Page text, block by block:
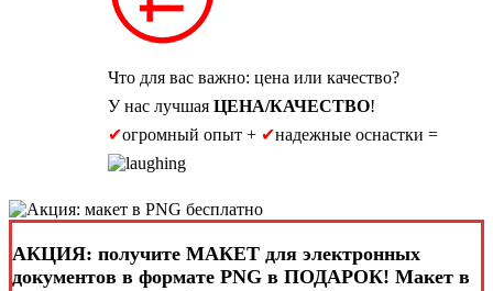
Что для вас важно: цена или качество?
У нас лучшая ЦЕНА/КАЧЕСТВО!
✔огромный опыт + ✔надежные оснастки =
АКЦИЯ: получите МАКЕТ для электронных
документов в формате PNG в ПОДАРОК! Макет в